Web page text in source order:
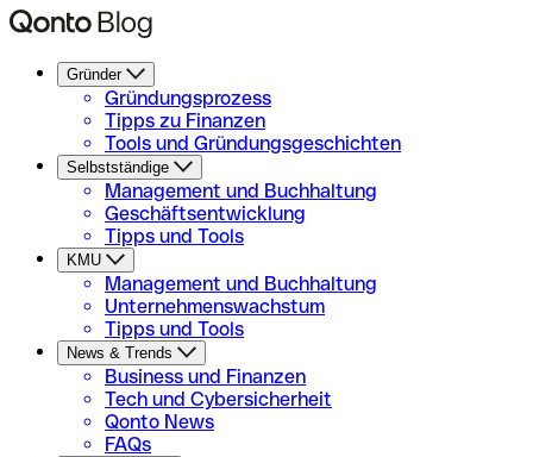
Gründer
Gründungsprozess
Tipps zu Finanzen
Tools und Gründungsgeschichten
Selbstständige
Management und Buchhaltung
Geschäftsentwicklung
Tipps und Tools
KMU
Management und Buchhaltung
Unternehmenswachstum
Tipps und Tools
News & Trends
Business und Finanzen
Tech und Cybersicherheit
Qonto News
FAQs